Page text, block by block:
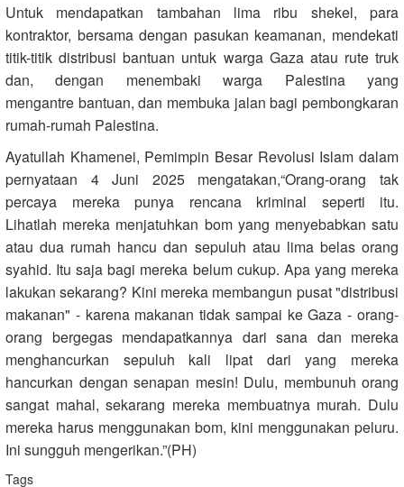
Untuk mendapatkan tambahan lima ribu shekel, para
kontraktor, bersama dengan pasukan keamanan, mendekati
titik-titik distribusi bantuan untuk warga Gaza atau rute truk
dan, dengan menembaki warga Palestina yang
mengantre bantuan, dan membuka jalan bagi pembongkaran
rumah-rumah Palestina.
Ayatullah Khamenei, Pemimpin Besar Revolusi Islam dalam
pernyataan 4 Juni 2025 mengatakan,“Orang-orang tak
percaya mereka punya rencana kriminal seperti itu.
Lihatlah mereka menjatuhkan bom yang menyebabkan satu
atau dua rumah hancu dan sepuluh atau lima belas orang
syahid. Itu saja bagi mereka belum cukup. Apa yang mereka
lakukan sekarang? Kini mereka membangun pusat "distribusi
makanan" - karena makanan tidak sampai ke Gaza - orang-
orang bergegas mendapatkannya dari sana dan mereka
menghancurkan sepuluh kali lipat dari yang mereka
hancurkan dengan senapan mesin! Dulu, membunuh orang
sangat mahal, sekarang mereka membuatnya murah. Dulu
mereka harus menggunakan bom, kini menggunakan peluru.
Ini sungguh mengerikan.”(PH)
Tags